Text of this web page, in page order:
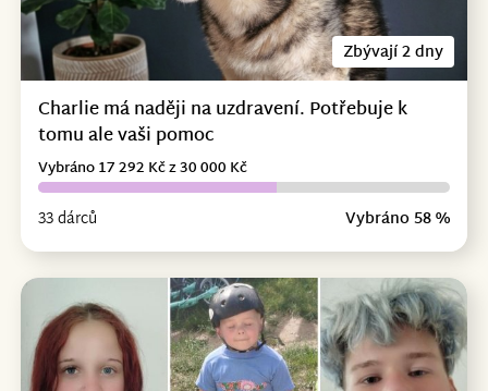
Zbývají 2 dny
Charlie má naději na uzdravení. Potřebuje k
tomu ale vaši pomoc
33 dárců Vybráno 58 %
Vybráno 17 292 Kč z 30 000 Kč